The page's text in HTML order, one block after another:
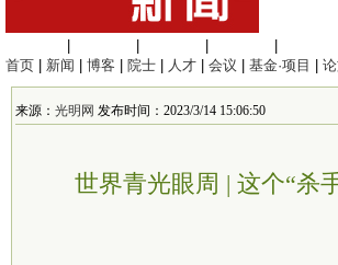
首页
新闻 博客 院士 人才 会议 基金·项目
来源： 光明网 发布时间：2023/3/14 15:06:50
世界青光眼周 | 这个“杀